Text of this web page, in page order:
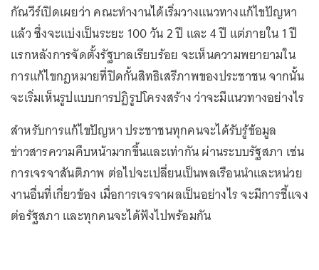
กัณวีร์เปิดเผยว่า คณะทำงานได้เริ่มวางแนวทางแก้ไขปัญหา
แล้ว ซึ่งจะแบ่งเป็นระยะ 100 วัน 2 ปี และ 4 ปี แต่ภายใน 1 ปี
แรกหลังการจัดตั้งรัฐบาลเรียบร้อย จะเห็นความพยายามใน
การแก้ไขกฎหมายที่ปิดกั้นสิทธิเสรีภาพของประชาชน จากนั้น
จะเริ่มเห็นรูปแบบการปฏิรูปโครงสร้าง ว่าจะมีแนวทางอย่างไร
สำหรับการแก้ไขปัญหา ประชาชนทุกคนจะได้รับรู้ข้อมูล
ข่าวสารความคืบหน้ามากขึ้นและเท่ากัน ผ่านระบบรัฐสภา เช่น
การเจรจาสันติภาพ ต่อไปจะเปลี่ยนเป็นพลเรือนนำและหน่วย
งานอื่นที่เกี่ยวข้อง เมื่อการเจรจาผลเป็นอย่างไร จะมีการชี้แจง
ต่อรัฐสภา และทุกคนจะได้ฟังไปพร้อมกัน